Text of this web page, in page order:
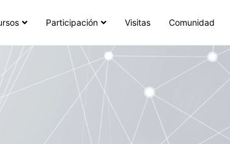
Participación Visitas Comunidad